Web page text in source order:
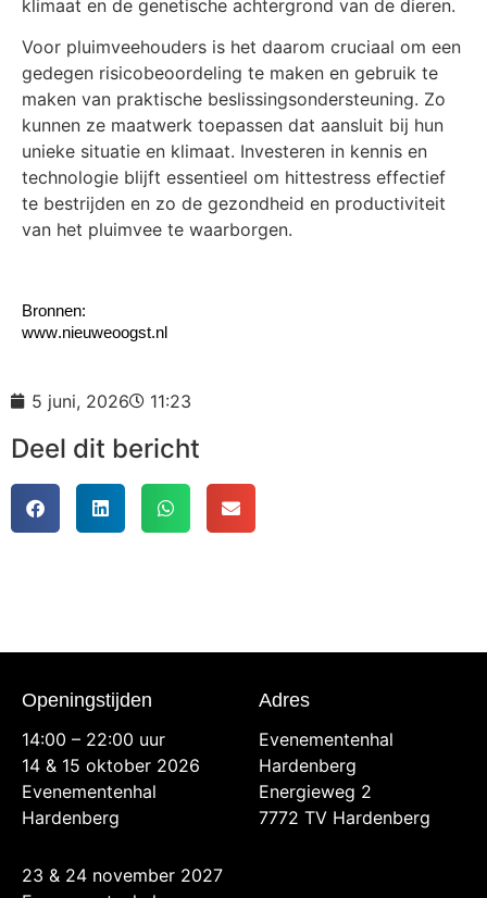
klimaat en de genetische achtergrond van de dieren.
Voor pluimveehouders is het daarom cruciaal om een
gedegen risicobeoordeling te maken en gebruik te
maken van praktische beslissingsondersteuning. Zo
kunnen ze maatwerk toepassen dat aansluit bij hun
unieke situatie en klimaat. Investeren in kennis en
technologie blijft essentieel om hittestress effectief
te bestrijden en zo de gezondheid en productiviteit
van het pluimvee te waarborgen.
Bronnen:
www.nieuweoogst.nl
5 juni, 2026 11:23
Deel dit bericht
Openingstijden
14:00 – 22:00 uur
14 & 15 oktober 2026
Evenementenhal
Hardenberg
23 & 24 november 2027
Adres
Evenementenhal
Hardenberg
Energieweg 2
7772 TV Hardenberg